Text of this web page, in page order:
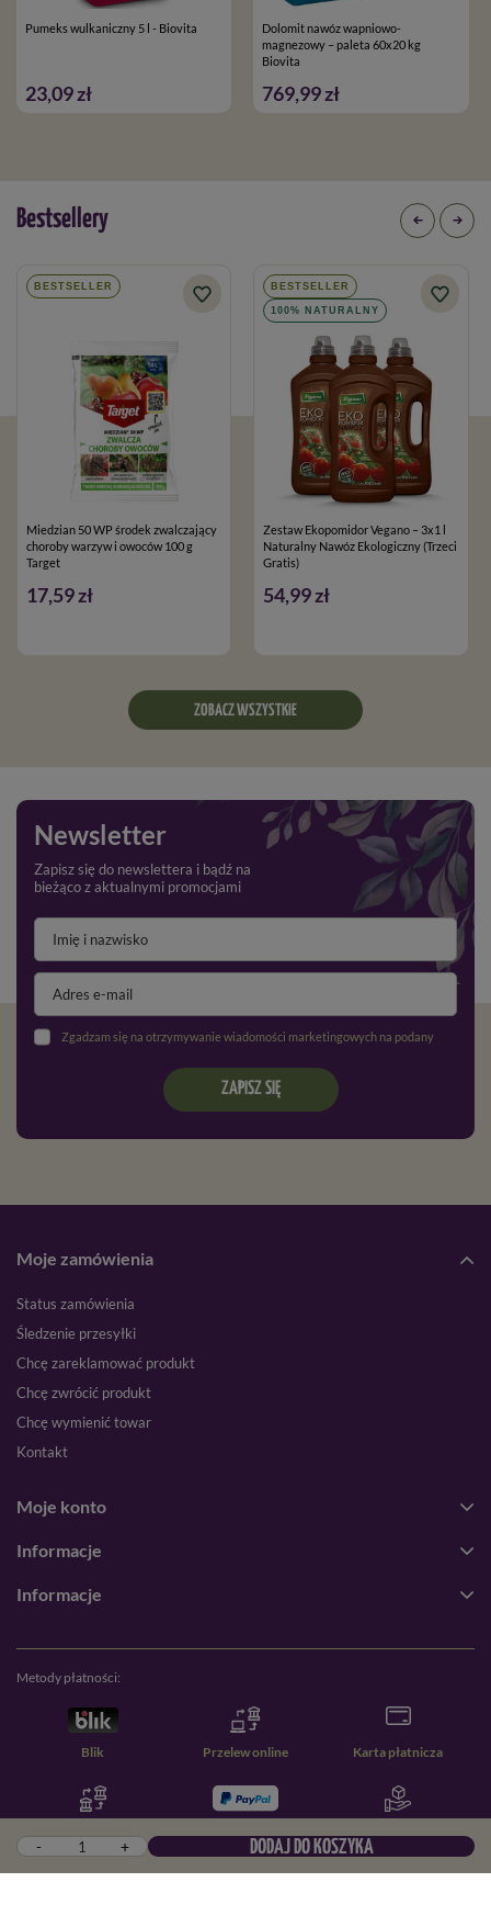
- + DODAJ DO KOSZYKA
Pumeks wulkaniczny 5 l - Biovita
23,09 zł
Dolomit nawóz wapniowo-
magnezowy – paleta 60x20 kg
Biovita
769,99 zł
Bestsellery
BESTSELLER
Miedzian 50 WP środek zwalczający
choroby warzyw i owoców 100 g
Target
17,59 zł
BESTSELLER
100% NATURALNY
Zestaw Ekopomidor Vegano – 3x1 l
Naturalny Nawóz Ekologiczny (Trzeci
Gratis)
54,99 zł
ZOBACZ WSZYSTKIE
Newsletter
Zapisz się do newslettera i bądź na
bieżąco z aktualnymi promocjami
Zgadzam się na otrzymywanie wiadomości marketingowych na podany adres e-mail oraz przetwarzanie danych osobowych zgodnie z
ZAPISZ SIĘ
Moje zamówienia
Status zamówienia
Śledzenie przesyłki
Chcę zareklamować produkt
Chcę zwrócić produkt
Chcę wymienić towar
Kontakt
Moje konto
Informacje
Informacje
Metody płatności:
Blik Przelew online Karta płatnicza